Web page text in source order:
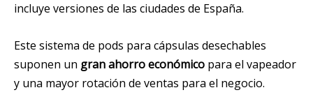
incluye versiones de las ciudades de España.
Este sistema de pods para cápsulas desechables
suponen un gran ahorro económico para el vapeador
y una mayor rotación de ventas para el negocio.